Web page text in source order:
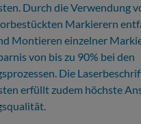
Durch die Verwendung
Markierern
Montieren einzelner
von bis zu 90% bei den
Die
erfüllt zudem höchste